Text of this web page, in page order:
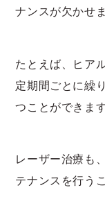
ナンスが欠かせま
たとえば、ヒア
定期間ごとに繰
つことができます
レーザー治療も
テナンスを行う